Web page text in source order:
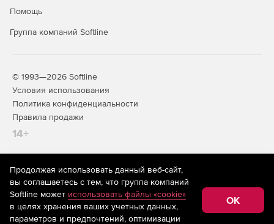
Помощь
Группа компаний Softline
© 1993—2026 Softline
Условия использования
Политика конфиденциальности
Правила продажи
14+
На информационном ресурсе store.softline.ru применяются
рекомендательные технологии(информационные технологии
предоставления информации на основе сбора,
систематизации и анализа сведений, относящихся к
предпочтениям пользователей сети «Интернет»,
Продолжая использовать данный веб-сайт,
вы соглашаетесь с тем, что группа компаний
Softline может использовать файлы «cookie»
в целях хранения ваших учетных данных,
параметров и предпочтений, оптимизации
OK